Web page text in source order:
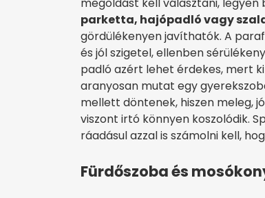
parketta, hajópadló vagy
gördülékenyen javíthatók. A
és jól szigetel, ellenben
padló azért lehet érdekes, mert
aranyosan mutat egy
mellett döntenek, hiszen meleg,
viszont irtó könnyen koszolódik.
ráadásul azzal is számolni kell,
Fürdőszoba és